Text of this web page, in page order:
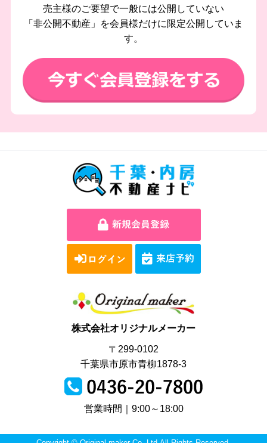
売主様のご要望で一般には公開していない
「非公開不動産」を会員様だけに限定公開していま
す。
株式会社オリジナルメーカー
〒299-0102
千葉県市原市青柳1878-3
営業時間｜9:00～18:00